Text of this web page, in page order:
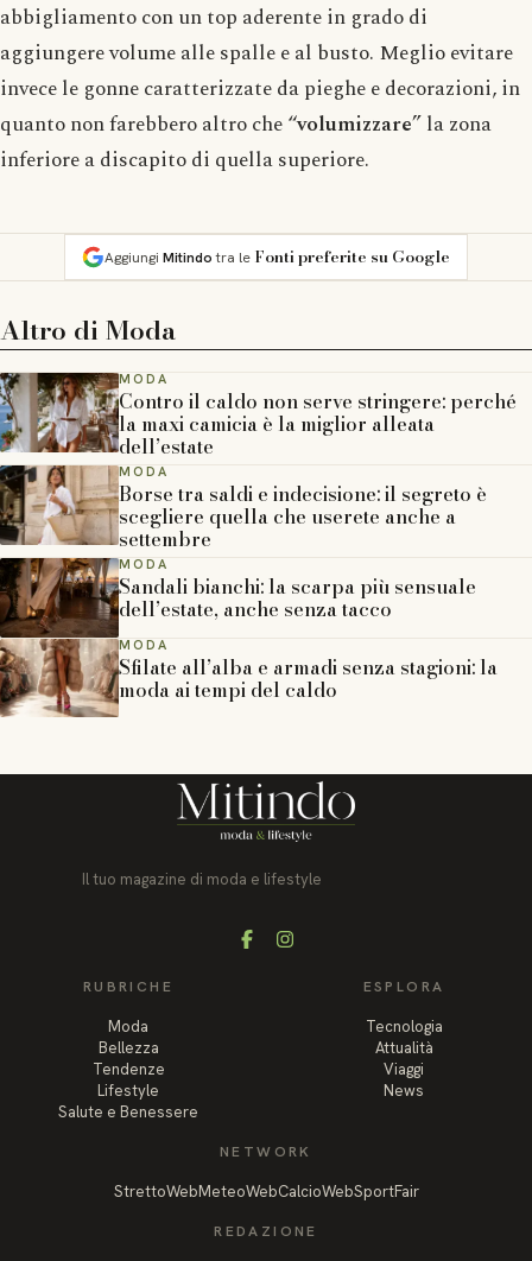
abbigliamento con un top aderente in grado di
aggiungere volume alle spalle e al busto. Meglio evitare
invece le gonne caratterizzate da pieghe e decorazioni, in
quanto non farebbero altro che “volumizzare” la zona
inferiore a discapito di quella superiore.
Aggiungi Mitindotra le Fonti preferite su Google
Altro di Moda
MODA
Contro il caldo non serve stringere: perché
la maxi camicia è la miglior alleata
dell’estate
MODA
Borse tra saldi e indecisione: il segreto è
scegliere quella che userete anche a
settembre
MODA
Sandali bianchi: la scarpa più sensuale
dell’estate, anche senza tacco
MODA
Sfilate all’alba e armadi senza stagioni: la
moda ai tempi del caldo
Il tuo magazine di moda e lifestyle
FacebookInstagram
RUBRICHE
Moda
Bellezza
Tendenze
Lifestyle
Salute e Benessere
ESPLORA
Tecnologia
Attualità
Viaggi
News
NETWORK
StrettoWebMeteoWebCalcioWebSportFair
REDAZIONE